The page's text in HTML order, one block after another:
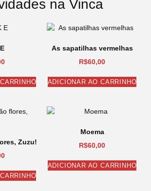
na Vinca
As sapatilhas vermelhas
R$60,00
ADICIONAR AO CARRINHO
Zuzu!
Moema
R$60,00
ADICIONAR AO CARRINHO